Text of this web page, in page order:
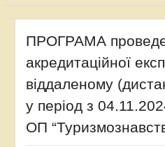
ПРОГРАМА
акредитаційної
віддаленому
у період з
ОП